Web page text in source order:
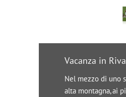
Vacanza in
Nel mezzo di uno
alta montagna, ai